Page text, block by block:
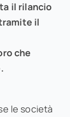
il rilancio
il
che
le società